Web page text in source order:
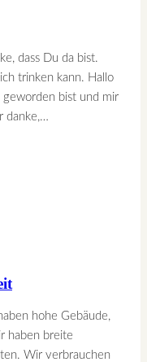
dass Du da bist.
trinken kann. Hallo
geworden bist und mir
danke,…
hohe Gebäude,
haben breite
Wir verbrauchen